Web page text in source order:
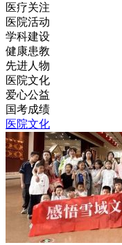
医疗关注
医院活动
学科建设
健康患教
先进人物
医院文化
爱心公益
国考成绩
医院文化